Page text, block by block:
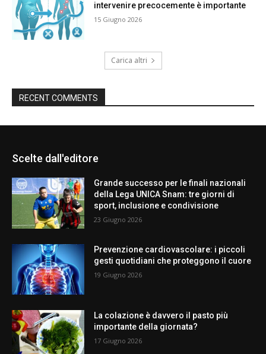
intervenire precocemente è importante
15 Giugno 2026
Carica altri
RECENT COMMENTS
Scelte dall'editore
Grande successo per le finali nazionali
della Lega UNICA Snam: tre giorni di
sport, inclusione e condivisione
23 Giugno 2026
Prevenzione cardiovascolare: i piccoli
gesti quotidiani che proteggono il cuore
19 Giugno 2026
La colazione è davvero il pasto più
importante della giornata?
17 Giugno 2026